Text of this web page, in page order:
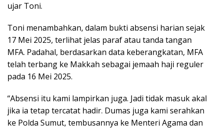
ujar Toni.
Toni menambahkan, dalam bukti absensi harian sejak
17 Mei 2025, terlihat jelas paraf atau tanda tangan
MFA. Padahal, berdasarkan data keberangkatan, MFA
telah terbang ke Makkah sebagai jemaah haji reguler
pada 16 Mei 2025.
“Absensi itu kami lampirkan juga. Jadi tidak masuk akal
jika ia tetap tercatat hadir. Dumas juga kami serahkan
ke Polda Sumut, tembusannya ke Menteri Agama dan